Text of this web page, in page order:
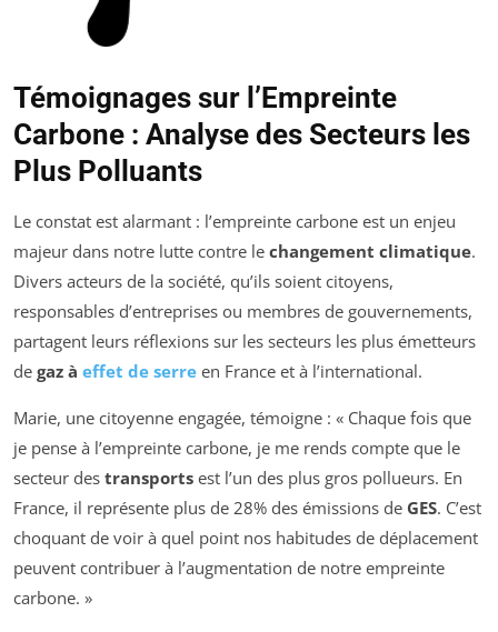
Témoignages sur l’Empreinte
Carbone : Analyse des Secteurs les
Plus Polluants
Le constat est alarmant : l’empreinte carbone est un enjeu
majeur dans notre lutte contre le changement climatique.
Divers acteurs de la société, qu’ils soient citoyens,
responsables d’entreprises ou membres de gouvernements,
partagent leurs réflexions sur les secteurs les plus émetteurs
de gaz à effet de serre en France et à l’international.
Marie, une citoyenne engagée, témoigne : « Chaque fois que
je pense à l’empreinte carbone, je me rends compte que le
secteur des transports est l’un des plus gros pollueurs. En
France, il représente plus de 28% des émissions de GES. C’est
choquant de voir à quel point nos habitudes de déplacement
peuvent contribuer à l’augmentation de notre empreinte
carbone. »